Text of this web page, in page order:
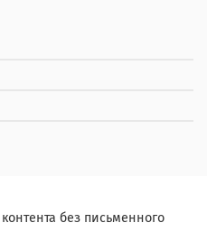
без письменного